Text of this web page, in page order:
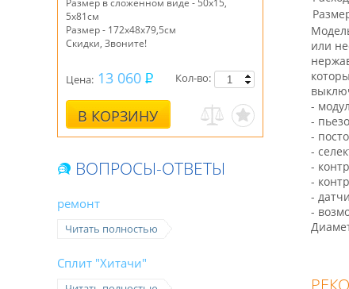
Размер в сложенном виде - 50х15,
5х81см
Размер - 172х48х79,5см
Скидки, Звоните!
Цена: 13 060
В КОРЗИНУ
Кол-во:
ВОПРОСЫ-ОТВЕТЫ
ремонт
Читать полностью
Сплит "Хитачи"
или
-
-
-
-
-
-
-
-